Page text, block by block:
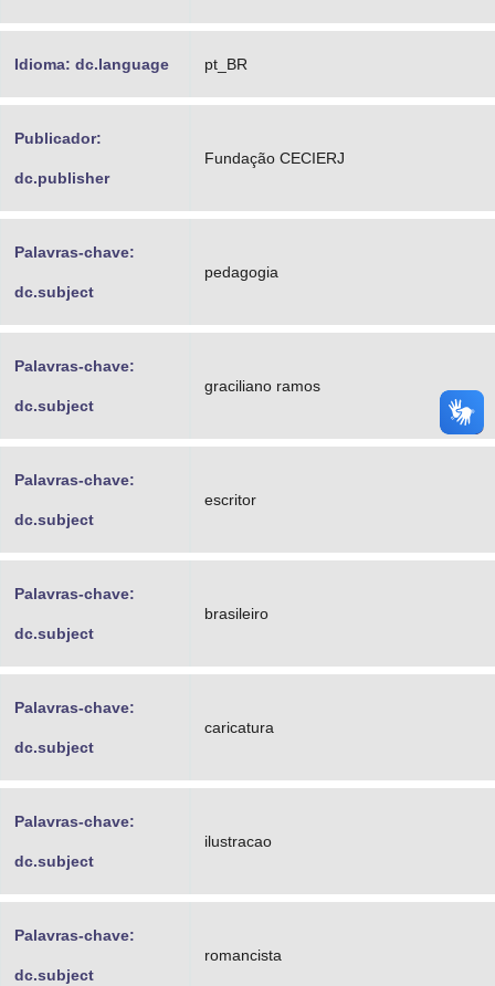
Idioma: dc.language pt_BR
Publicador:
dc.publisher
Fundação CECIERJ
Palavras-chave:
dc.subject
pedagogia
Palavras-chave:
dc.subject
graciliano ramos
Palavras-chave:
dc.subject
escritor
Palavras-chave:
dc.subject
brasileiro
Palavras-chave:
dc.subject
caricatura
Palavras-chave:
dc.subject
ilustracao
Palavras-chave:
dc.subject
romancista